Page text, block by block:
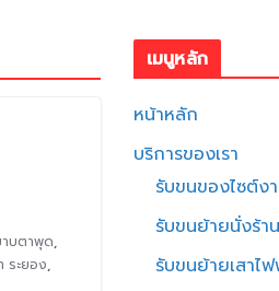
บตาพุด,
ระยอง,
เมนูหลัก
หน้าหลัก
บริการของเรา
รับขนของไซต์ง
รับขนย้ายนั่งร้าน
รับขนย้ายเสาไ